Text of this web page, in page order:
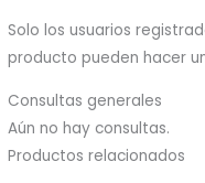
Solo los usuarios
producto pueden hacer
Consultas generales
Aún no hay consultas.
Productos relacionados